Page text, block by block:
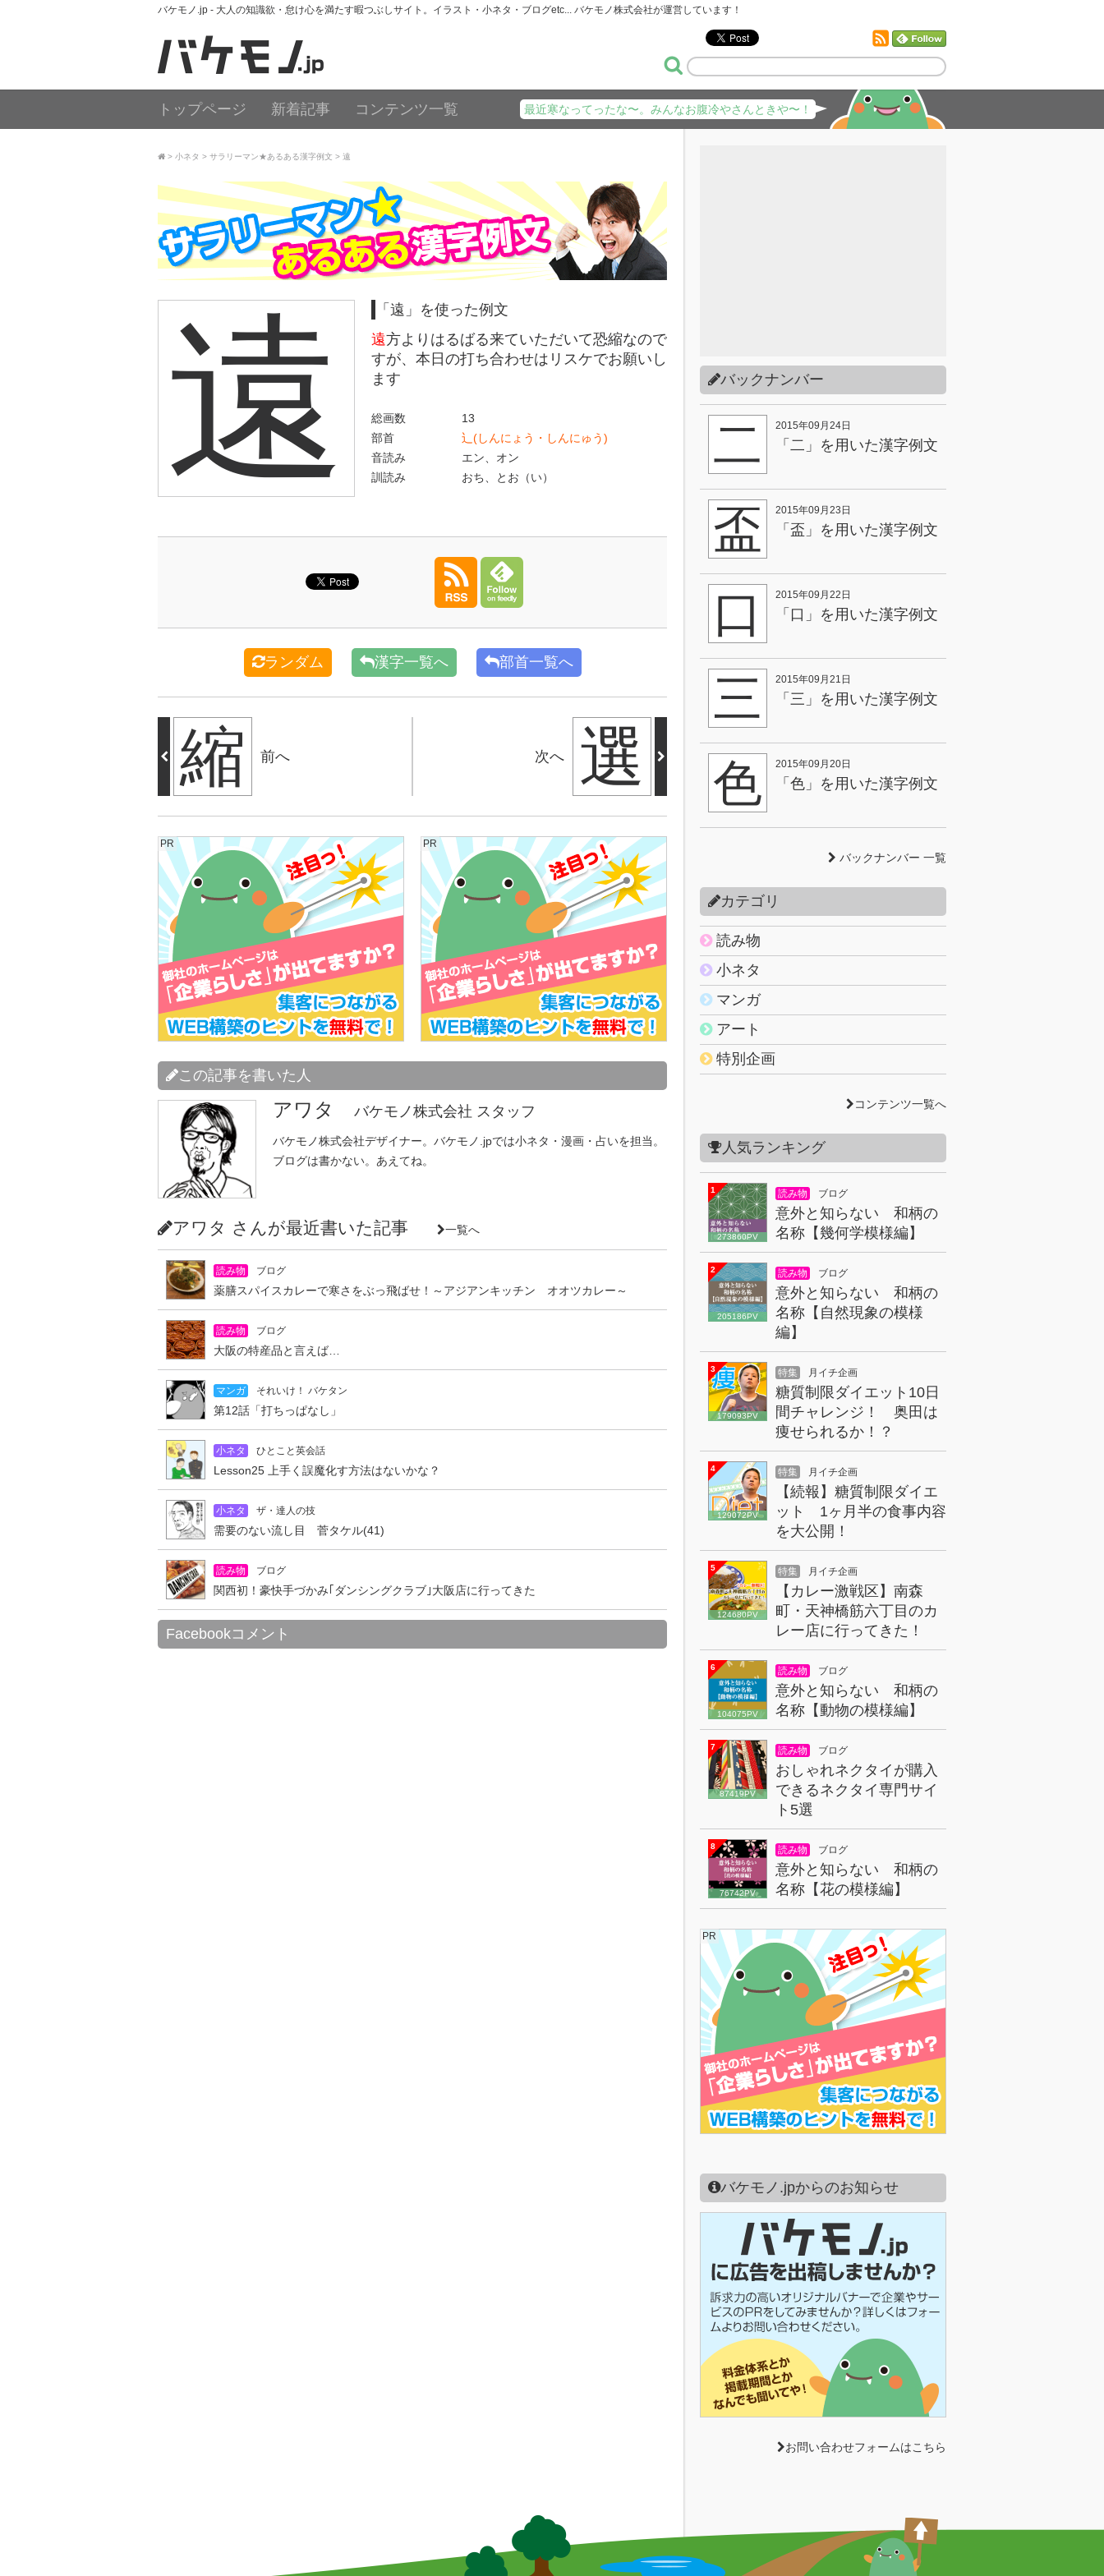
バケモノ.jp - 大人の知識欲・怠け心を満たす暇つぶしサイト。イラスト・小ネタ・ブログetc... バケモノ株式会社が運営しています！
トップページ 新着記事 コンテンツ一覧 最近寒なってったな〜。みんなお腹冷やさんときや〜！
小ネタ サラリーマン★あるある漢字例文 遠
遠
「遠」を使った例文
遠方よりはるばる来ていただいて恐縮なので
すが、本日の打ち合わせはリスケでお願いし
ます
総画数
13
部首
辶(しんにょう・しんにゅう)
音読み
エン、オン
訓読み
おち、とお（い）
ランダム 漢字一覧へ 部首一覧へ
縮 前へ 選
次へ
PR PR
この記事を書いた人
アワタ バケモノ株式会社 スタッフ
バケモノ株式会社デザイナー。バケモノ.jpでは小ネタ・漫画・占いを担当。
ブログは書かない。あえてね。
アワタ さんが最近書いた記事 一覧へ
読み物 ブログ
薬膳スパイスカレーで寒さをぶっ飛ばせ！～アジアンキッチン オオツカレー～
読み物 ブログ
大阪の特産品と言えば…
マンガ それいけ！ バケタン
第12話「打ちっぱなし」
小ネタ ひとこと英会話
Lesson25 上手く誤魔化す方法はないかな？
小ネタ ザ・達人の技
需要のない流し目 菅タケル(41)
読み物 ブログ
関西初！豪快手づかみ｢ダンシングクラブ｣大阪店に行ってきた
Facebookコメント
バックナンバー
二 2015年09月24日
「二」を用いた漢字例文
盃 2015年09月23日
「盃」を用いた漢字例文
口 2015年09月22日
「口」を用いた漢字例文
三 2015年09月21日
「三」を用いた漢字例文
色 2015年09月20日
「色」を用いた漢字例文
バックナンバー 一覧
カテゴリ
読み物
小ネタ
マンガ
アート
特別企画
コンテンツ一覧へ
人気ランキング
1
273860PV
読み物 ブログ
意外と知らない 和柄の
名称【幾何学模様編】
2
205186PV
読み物 ブログ
意外と知らない 和柄の
名称【自然現象の模様
編】
3
179093PV
特集 月イチ企画
糖質制限ダイエット10日
間チャレンジ！ 奥田は
痩せられるか！？
4
129072PV
特集 月イチ企画
【続報】糖質制限ダイエ
ット 1ヶ月半の食事内容
を大公開！
5
124680PV
特集 月イチ企画
【カレー激戦区】南森
町・天神橋筋六丁目のカ
レー店に行ってきた！
6
104075PV
読み物 ブログ
意外と知らない 和柄の
名称【動物の模様編】
7
87419PV
読み物 ブログ
おしゃれネクタイが購入
できるネクタイ専門サイ
ト5選
8
76742PV
読み物 ブログ
意外と知らない 和柄の
名称【花の模様編】
PR
バケモノ.jpからのお知らせ
お問い合わせフォームはこちら